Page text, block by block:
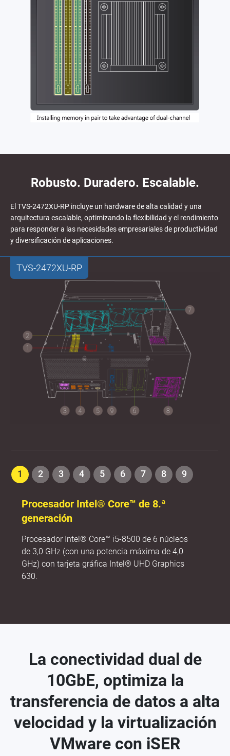
Robusto. Duradero. Escalable.
El TVS-2472XU-RP incluye un hardware de alta calidad y una
arquitectura escalable, optimizando la flexibilidad y el rendimiento
para responder a las necesidades empresariales de productividad
y diversificación de aplicaciones.
TVS-2472XU-RP
1 2 3 4 5 6 7 8 9
Procesador Intel® Core™ de 8.ª
generación
Procesador Intel® Core™ i5-8500 de 6 núcleos
de 3,0 GHz (con una potencia máxima de 4,0
GHz) con tarjeta gráfica Intel® UHD Graphics
630.
La conectividad dual de
10GbE, optimiza la
transferencia de datos a alta
velocidad y la virtualización
VMware con iSER